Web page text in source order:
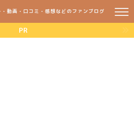
動画・口コミ・感想などのファンブログ
PR